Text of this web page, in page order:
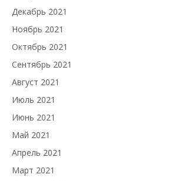
Декабрь 2021
Ноябрь 2021
Октябрь 2021
Сентябрь 2021
Август 2021
Июль 2021
Июнь 2021
Май 2021
Апрель 2021
Март 2021